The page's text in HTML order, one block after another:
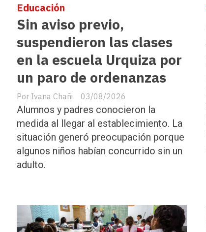
Sin aviso previo,
suspendieron las clases
en la escuela Urquiza por
un paro de ordenanzas
Ivana Chañi
Educación
03/08/2026
Alumnos y padres conocieron la
medida al llegar al establecimiento. La
situación generó preocupación porque
algunos niños habían concurrido sin un
adulto.